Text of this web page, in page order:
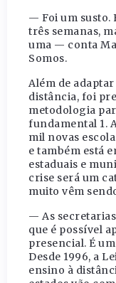
— Foi um susto.
três semanas,
uma — conta
Somos.
Além de
distância, foi
metodologia
fundamental 1.
mil novas
e também está
estaduais e
crise será um
muito vêm
— As
que é possível
presencial. É
Desde 1996, a
ensino à